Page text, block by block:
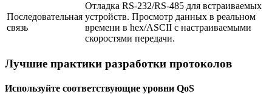
Последовательная
связь
Отладка RS-232/RS-485 для встраиваемых
устройств. Просмотр данных в реальном
времени в hex/ASCII с настраиваемыми
скоростями передачи.
Лучшие практики разработки протоколов
Используйте соответствующие уровни QoS